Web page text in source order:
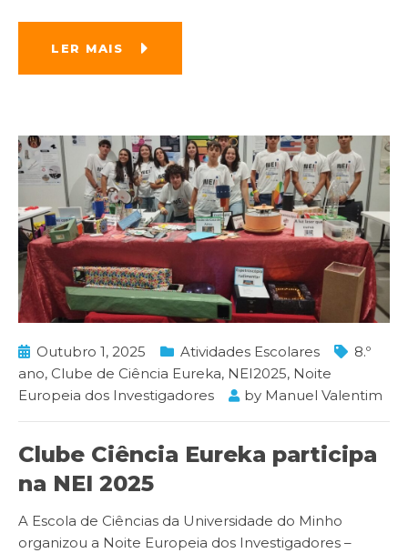
LER MAIS
Outubro 1, 2025 Atividades Escolares
8.º
ano, Clube de Ciência Eureka, NEI2025, Noite
Europeia dos Investigadores
by Manuel Valentim
Clube Ciência Eureka participa
na NEI 2025
A Escola de Ciências da Universidade do Minho
organizou a Noite Europeia dos Investigadores –